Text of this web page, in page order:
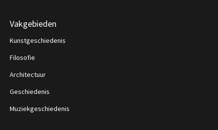
Vakgebieden
Kunstgeschiedenis
Filosofie
Architectuur
Geschiedenis
Muziekgeschiedenis